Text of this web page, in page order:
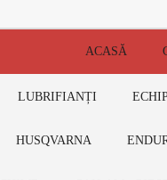
ACASĂ
LUBRIFIANȚI
HUSQVARNA